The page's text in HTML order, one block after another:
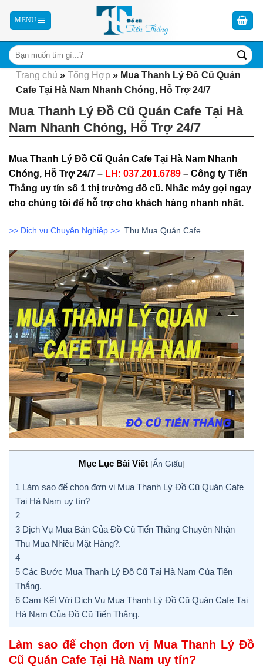
Trang chủ » Tổng Hợp » Mua Thanh Lý Đồ Cũ Quán
Cafe Tại Hà Nam Nhanh Chóng, Hỗ Trợ 24/7
Mua Thanh Lý Đồ Cũ Quán Cafe Tại Hà
Nam Nhanh Chóng, Hỗ Trợ 24/7
Mua Thanh Lý Đồ Cũ Quán Cafe Tại Hà Nam Nhanh
Chóng, Hỗ Trợ 24/7 – LH: 037.201.6789 – Công ty Tiến
Thắng uy tín số 1 thị trường đồ cũ. Nhấc máy gọi ngay
cho chúng tôi để hỗ trợ cho khách hàng nhanh nhất.
>> Dịch vụ Chuyên Nghiệp >> Thu Mua Quán Cafe
Mục Lục Bài Viết [Ẩn Giấu]
1 Làm sao để chọn đơn vị Mua Thanh Lý Đồ Cũ Quán Cafe
Tại Hà Nam uy tín?
2
3 Dịch Vụ Mua Bán Của Đồ Cũ Tiến Thắng Chuyên Nhận
Thu Mua Nhiều Mặt Hàng?.
4
5 Các Bước Mua Thanh Lý Đồ Cũ Tại Hà Nam Của Tiến
Thắng.
6 Cam Kết Với Dịch Vụ Mua Thanh Lý Đồ Cũ Quán Cafe Tại
Hà Nam Của Đồ Cũ Tiến Thắng.
Làm sao để chọn đơn vị Mua Thanh Lý Đồ
Cũ Quán Cafe Tại Hà Nam uy tín?